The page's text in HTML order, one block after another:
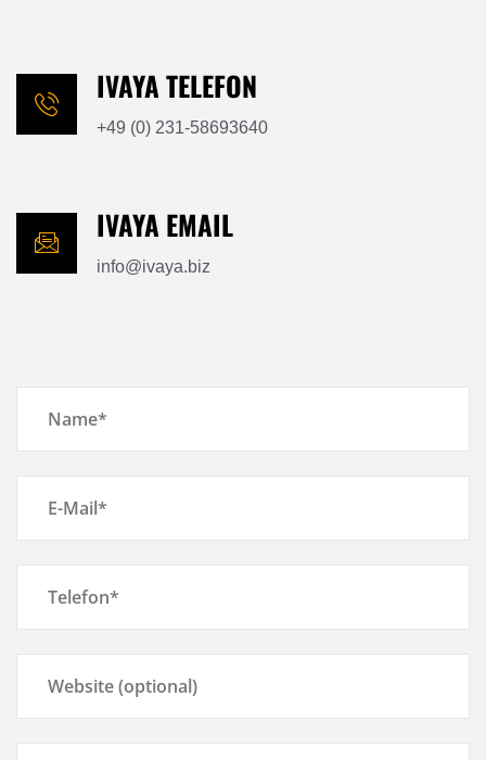
IVAYA TELEFON
+49 (0) 231-58693640
IVAYA EMAIL
info@ivaya.biz